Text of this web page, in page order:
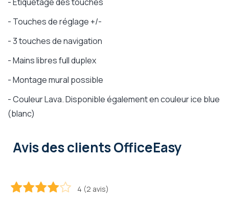
- Touches de réglage +/-
- 3 touches de navigation
- Mains libres full duplex
- Montage mural possible
- Couleur Lava. Disponible également en couleur ice blue
(blanc)
Avis des clients OfficeEasy
4 (2 avis)